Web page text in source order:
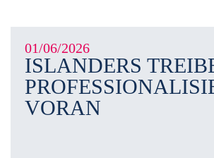
01/06/2026
ISLANDERS
VORAN